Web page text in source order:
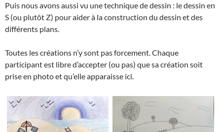
Puis nous avons aussi vu une technique de dessin : le dessin en
S (ou plutôt Z) pour aider à la construction du dessin et des
différents plans.
Toutes les créations n’y sont pas forcement. Chaque
participant est libre d’accepter (ou pas) que sa création soit
prise en photo et qu’elle apparaisse ici.